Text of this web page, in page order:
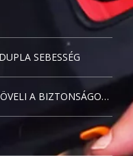
SEBESSÉG
A BIZTONSÁGOT